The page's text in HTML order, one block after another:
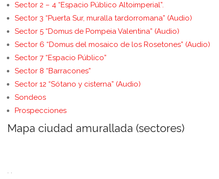
Sector 2 – 4 “Espacio Público Altoimperial”.
Sector 3 “Puerta Sur, muralla tardorromana” (Audio)
Sector 5 “Domus de Pompeia Valentina” (Audio)
Sector 6 “Domus del mosaico de los Rosetones” (Audio)
Sector 7 “Espacio Público”
Sector 8 “Barracones”
Sector 12 “Sótano y cisterna” (Audio)
Sondeos
Prospecciones
Mapa ciudad amurallada (sectores)
. .